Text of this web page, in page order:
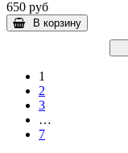
650 руб
В корзину
1
2
3
…
7